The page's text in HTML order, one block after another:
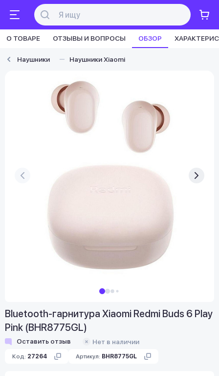
О ТОВАРЕ ОТЗЫВЫ И ВОПРОСЫ ОБЗОР
Наушники Наушники Xiaomi
Bluetooth-гарнитура Xiaomi Redmi Buds 6 Play
Pink (BHR8775GL)
Оставить отзыв Нет в наличии
Код: 27264 Артикул: BHR8775GL